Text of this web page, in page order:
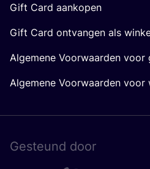
Gift Card aankopen
Gift Card ontvangen als
Algemene Voorwaarden voor
Algemene Voorwaarden voor
Gesteund door